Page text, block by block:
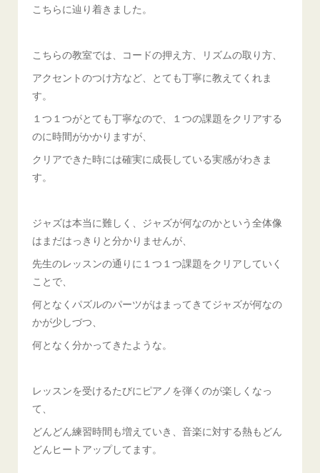
こちらに辿り着きました。
こちらの教室では、コードの押え方、リズムの取り方、
アクセントのつけ方など、とても丁寧に教えてくれま
す。
１つ１つがとても丁寧なので、１つの課題をクリアする
のに時間がかかりますが、
クリアできた時には確実に成長している実感がわきま
す。
ジャズは本当に難しく、ジャズが何なのかという全体像
はまだはっきりと分かりませんが、
先生のレッスンの通りに１つ１つ課題をクリアしていく
ことで、
何となくパズルのパーツがはまってきてジャズが何なの
かが少しづつ、
何となく分かってきたような。
レッスンを受けるたびにピアノを弾くのが楽しくなっ
て、
どんどん練習時間も増えていき、音楽に対する熱もどん
どんヒートアップしてます。